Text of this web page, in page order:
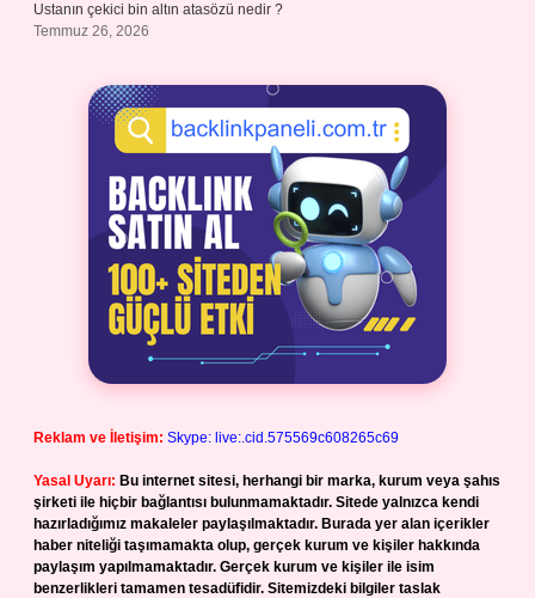
Ustanın çekici bin altın atasözü nedir ?
Temmuz 26, 2026
Reklam ve İletişim: Skype: live:.cid.575569c608265c69
Yasal Uyarı: Bu internet sitesi, herhangi bir marka, kurum veya şahıs
şirketi ile hiçbir bağlantısı bulunmamaktadır. Sitede yalnızca kendi
hazırladığımız makaleler paylaşılmaktadır. Burada yer alan içerikler
haber niteliği taşımamakta olup, gerçek kurum ve kişiler hakkında
paylaşım yapılmamaktadır. Gerçek kurum ve kişiler ile isim
benzerlikleri tamamen tesadüfidir. Sitemizdeki bilgiler taslak